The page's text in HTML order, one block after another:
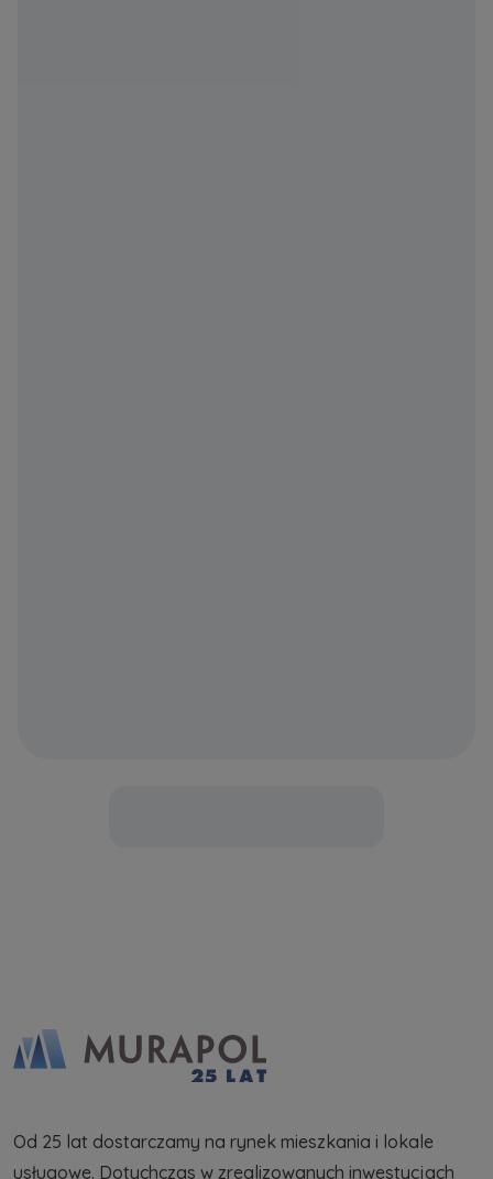
Od 25 lat dostarczamy na rynek mieszkania i lokale
usługowe. Dotychczas w zrealizowanych inwestycjach